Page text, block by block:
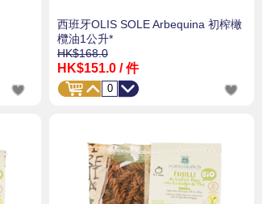
西班牙OLIS SOLE Arbequina 初榨橄
欖油1公升*
HK$168.0
HK$151.0 / 件